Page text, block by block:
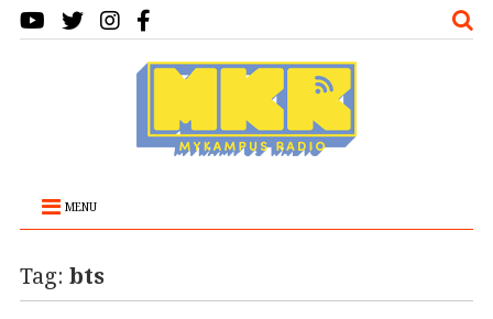
MENU
Tag: bts